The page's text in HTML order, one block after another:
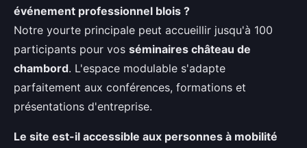
événement professionnel blois ?
Notre yourte principale peut accueillir jusqu'à 100
participants pour vos séminaires château de
chambord. L'espace modulable s'adapte
parfaitement aux conférences, formations et
présentations d'entreprise.
Le site est-il accessible aux personnes à mobilité